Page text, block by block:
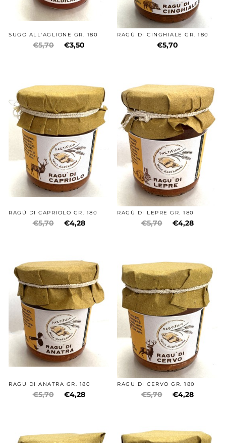
SUGO ALL'AGLIONE GR. 180
€5,70 €3,50
RAGÙ DI CINGHIALE GR. 180
€5,70
RAGÙ DI CAPRIOLO GR. 180
€5,70 €4,28
RAGÙ DI LEPRE GR. 180
€5,70 €4,28
RAGÙ DI ANATRA GR. 180
€5,70 €4,28
RAGÙ DI CERVO GR. 180
€5,70 €4,28